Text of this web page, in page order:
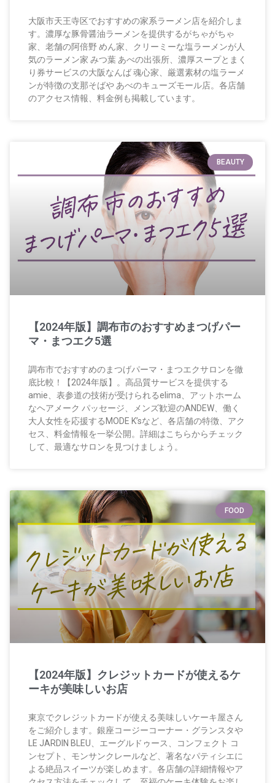
大阪市天王寺区でおすすめの家系ラーメン店を紹介しま
す。濃厚な豚骨醤油ラーメンを提供するがちゃがちゃ
家、老舗の阿倍野 めん家、クリーミーな塩ラーメンが人
気のラーメン家 みつ葉 あべの出張所、濃厚スープとまく
り券サービスの大阪なんば 魂心家、厳選素材の塩ラーメ
ンが特徴の支那そばや あべのキューズモール店。各店舗
のアクセス情報、料金例も掲載しています。
BEAUTY
【2024年版】調布市のおすすめまつげパー
マ・まつエク5選
調布市でおすすめのまつげパーマ・まつエクサロンを徹
底比較！【2024年版】。高品質サービスを提供する
amie、表参道の技術が受けられるelima、アットホーム
なヘアメーク パッセージ、メンズ歓迎のANDEW、働く
大人女性を応援するMODE K’sなど、各店舗の特徴、アク
セス、料金情報を一挙公開。詳細はこちらからチェック
して、最適なサロンを見つけましょう。
FOOD
【2024年版】クレジットカードが使えるケ
ーキが美味しいお店
東京でクレジットカードが使える美味しいケーキ屋さん
をご紹介します。銀座コージーコーナー・グランスタや
LE JARDIN BLEU、エーグルドゥース、コンフェクト コ
ンセプト、モンサンクレールなど、著名なパティシエに
よる絶品スイーツが楽しめます。各店舗の詳細情報やア